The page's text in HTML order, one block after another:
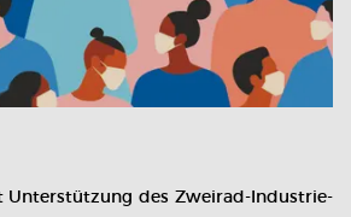
Unterstützung des Zweirad-Industrie-